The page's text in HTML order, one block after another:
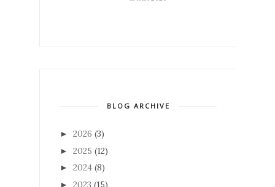
BLOG ARCHIVE
► 2026 (3)
► 2025 (12)
► 2024 (8)
► 2023 (15)